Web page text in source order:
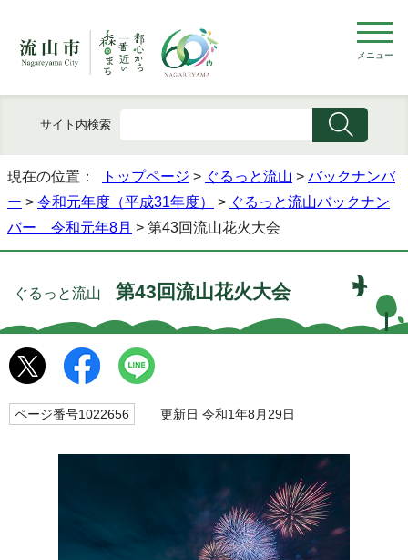
メニュー
サイト内検索
現在の位置： トップページ > ぐるっと流山 > バックナンバ
ー > 令和元年度（平成31年度） > ぐるっと流山バックナン
バー 令和元年8月 > 第43回流山花火大会
ぐるっと流山 第43回流山花火大会
ページ番号1022656 更新日 令和1年8月29日